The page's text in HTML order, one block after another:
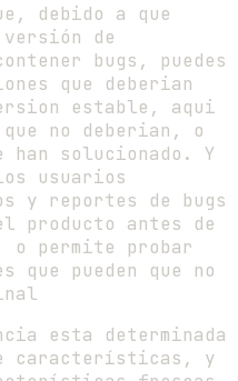
debido a que
versión de
bugs, puedes
que deberian
estable, aqui
que no deberian, o
han solucionado. Y
usuarios
y reportes de bugs
producto antes de
permite probar
que pueden que no
esta determinada
características, y